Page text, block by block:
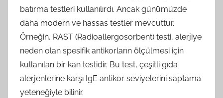
batırma testleri kullanılırdı. Ancak günümüzde
daha modern ve hassas testler mevcuttur.
Örneğin, RAST (Radioallergosorbent) testi, alerjiye
neden olan spesifik antikorların ölçülmesi için
kullanılan bir kan testidir. Bu test, çeşitli gıda
alerjenlerine karşı IgE antikor seviyelerini saptama
yeteneğiyle bilinir.